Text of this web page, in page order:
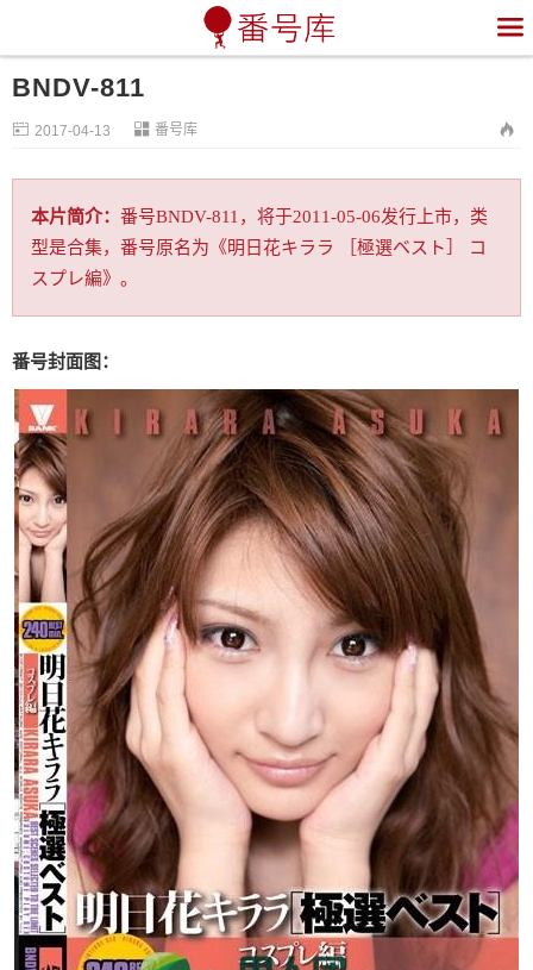

BNDV-811
 2017-04-13  番号库 
本片简介： 番号BNDV-811，将于2011-05-06发行上市，类
型是合集，番号原名为《明日花キララ ［極選ベスト］ コ
スプレ編》。
番号封面图：